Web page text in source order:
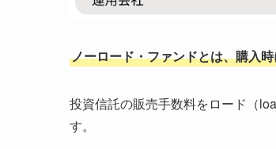
ノーロード・ファンドとは、購入
投資信託の販売手数料をロード（
す。